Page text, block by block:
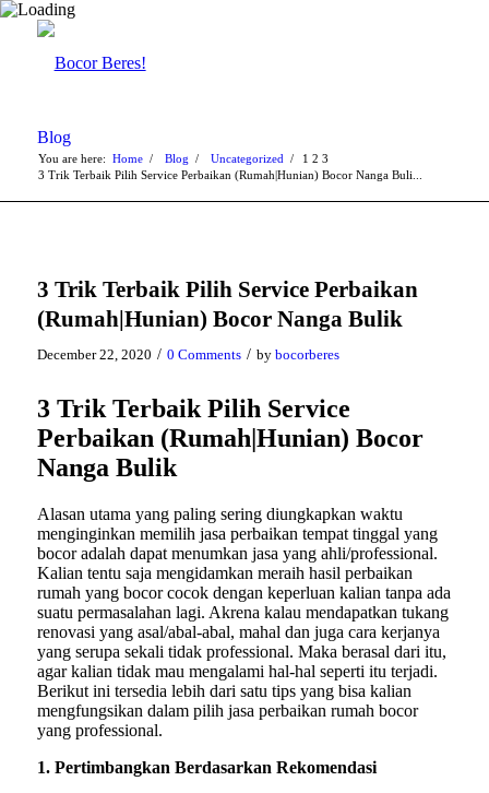
Blog
You are here: Home 1
/ Blog 2
/ Uncategorized 3
/
3 Trik Terbaik Pilih Service Perbaikan (Rumah|Hunian) Bocor Nanga Buli...
3 Trik Terbaik Pilih Service Perbaikan
(Rumah|Hunian) Bocor Nanga Bulik
December 22, 2020 / 0 Comments / by bocorberes
3 Trik Terbaik Pilih Service
Perbaikan (Rumah|Hunian) Bocor
Nanga Bulik
Alasan utama yang paling sering diungkapkan waktu
menginginkan memilih jasa perbaikan tempat tinggal yang
bocor adalah dapat menumkan jasa yang ahli/professional.
Kalian tentu saja mengidamkan meraih hasil perbaikan
rumah yang bocor cocok dengan keperluan kalian tanpa ada
suatu permasalahan lagi. Akrena kalau mendapatkan tukang
renovasi yang asal/abal-abal, mahal dan juga cara kerjanya
yang serupa sekali tidak professional. Maka berasal dari itu,
agar kalian tidak mau mengalami hal-hal seperti itu terjadi.
Berikut ini tersedia lebih dari satu tips yang bisa kalian
mengfungsikan dalam pilih jasa perbaikan rumah bocor
yang professional.
1. Pertimbangkan Berdasarkan Rekomendasi